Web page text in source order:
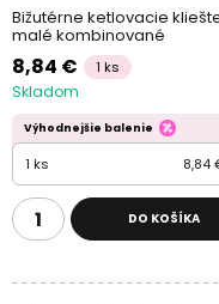
Bižutérne ketlovacie
malé kombinované
8,84 € 1 ks
Skladom
Výhodnejšie balenie
1 ks 8,84
DO KOŠÍKA